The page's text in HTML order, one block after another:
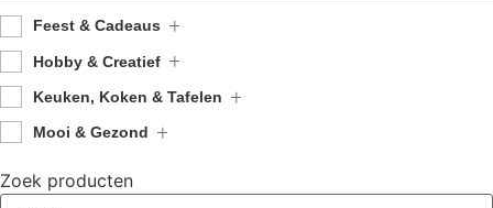
Feest & Cadeaus
Hobby & Creatief
Keuken, Koken & Tafelen
Mooi & Gezond
Zoek producten